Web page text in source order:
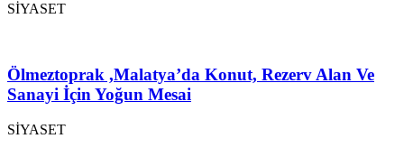
SİYASET
Ölmeztoprak ,Malatya’da Konut, Rezerv Alan Ve
Sanayi İçin Yoğun Mesai
SİYASET